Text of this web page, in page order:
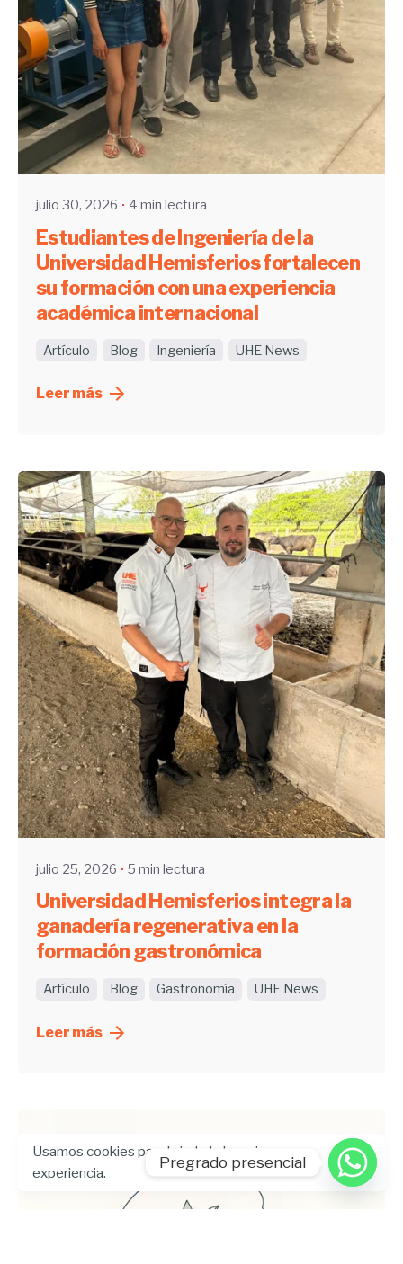
Enviado por
UHE
julio 30, 2026 4 min lectura
Estudiantes de Ingeniería de la
Universidad Hemisferios fortalecen
su formación con una experiencia
académica internacional
Artículo Blog Ingeniería UHE News
Leer más
Enviado por
UHE
julio 25, 2026 5 min lectura
Universidad Hemisferios integra la
ganadería regenerativa en la
formación gastronómica
Artículo Blog Gastronomía UHE News
Leer más
Usamos cookies para brindarle la mejor
experiencia.
Pregrado presencial